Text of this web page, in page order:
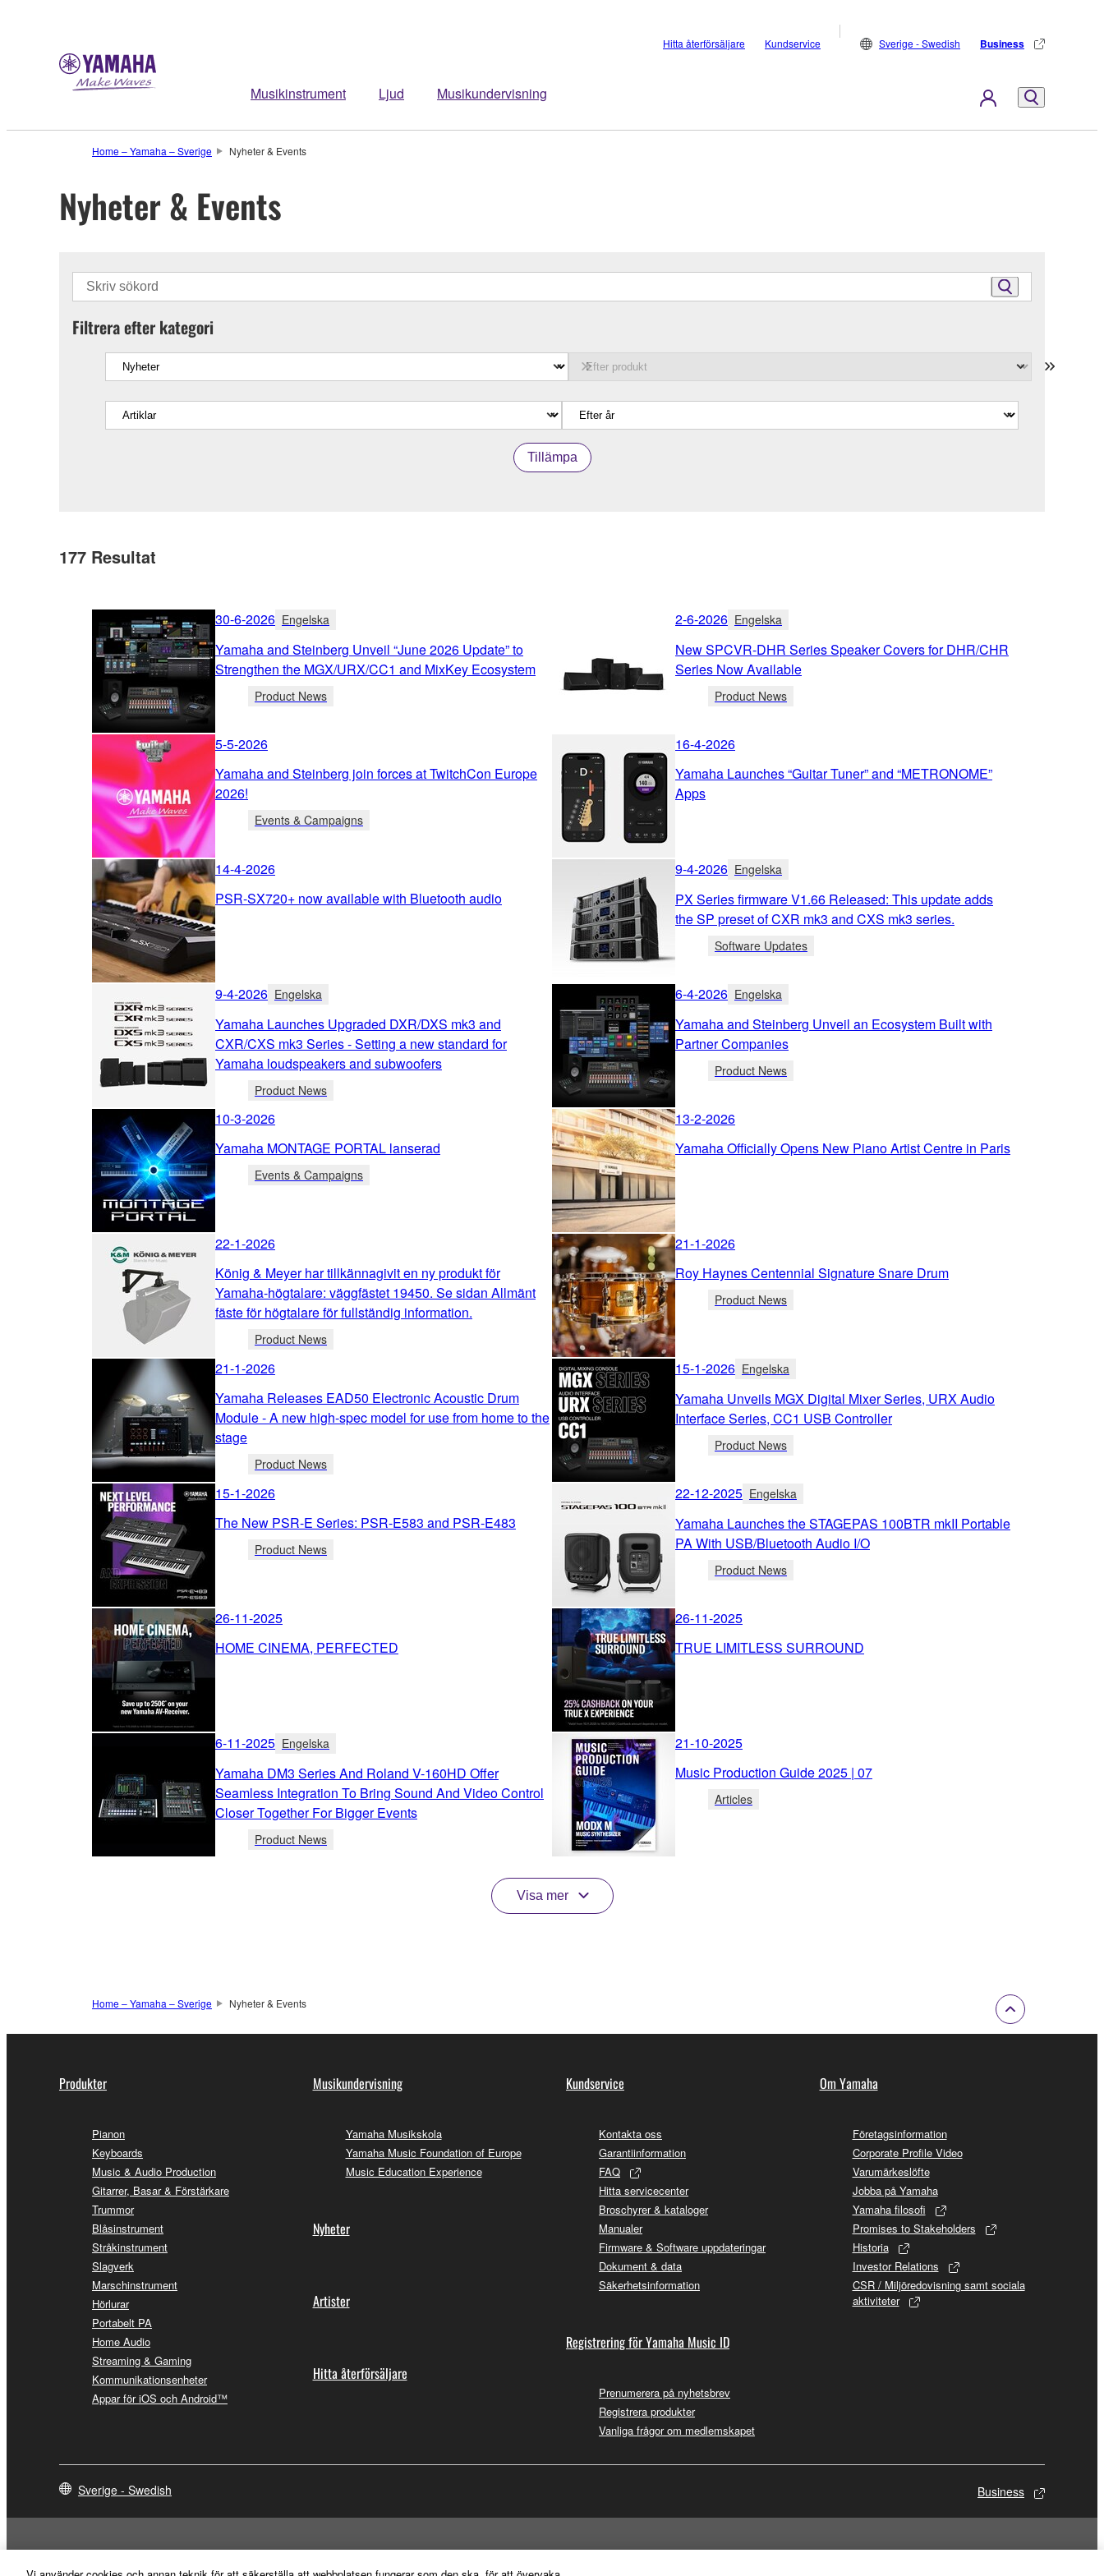
Musikinstrument Ljud Musikundervisning
Hitta återförsäljare Kundservice Sverige - Swedish Business
Home – Yamaha – Sverige Nyheter & Events
Nyheter & Events
Filtrera efter kategori
Tillämpa
177 Resultat
30-6-2026 Engelska
Yamaha and Steinberg Unveil “June 2026 Update” to
Strengthen the MGX/URX/CC1 and MixKey Ecosystem
Product News
2-6-2026 Engelska
New SPCVR-DHR Series Speaker Covers for DHR/CHR
Series Now Available
Product News
5-5-2026
Yamaha and Steinberg join forces at TwitchCon Europe
2026!
Events & Campaigns
16-4-2026
Yamaha Launches “Guitar Tuner” and “METRONOME”
Apps
14-4-2026
PSR-SX720+ now available with Bluetooth audio
9-4-2026 Engelska
PX Series firmware V1.66 Released: This update adds
the SP preset of CXR mk3 and CXS mk3 series.
Software Updates
9-4-2026 Engelska
Yamaha Launches Upgraded DXR/DXS mk3 and
CXR/CXS mk3 Series - Setting a new standard for
Yamaha loudspeakers and subwoofers
Product News
6-4-2026 Engelska
Yamaha and Steinberg Unveil an Ecosystem Built with
Partner Companies
Product News
10-3-2026
Yamaha MONTAGE PORTAL lanserad
Events & Campaigns
13-2-2026
Yamaha Officially Opens New Piano Artist Centre in Paris
22-1-2026
König & Meyer har tillkännagivit en ny produkt för
Yamaha-högtalare: väggfästet 19450. Se sidan Allmänt
fäste för högtalare för fullständig information.
Product News
21-1-2026
Roy Haynes Centennial Signature Snare Drum
Product News
21-1-2026
Yamaha Releases EAD50 Electronic Acoustic Drum
Module - A new high-spec model for use from home to the
stage
Product News
15-1-2026 Engelska
Yamaha Unveils MGX Digital Mixer Series, URX Audio
Interface Series, CC1 USB Controller
Product News
15-1-2026
The New PSR-E Series: PSR-E583 and PSR-E483
Product News
22-12-2025 Engelska
Yamaha Launches the STAGEPAS 100BTR mkII Portable
PA With USB/Bluetooth Audio I/O
Product News
26-11-2025
HOME CINEMA, PERFECTED
26-11-2025
TRUE LIMITLESS SURROUND
6-11-2025 Engelska
Yamaha DM3 Series And Roland V-160HD Offer
Seamless Integration To Bring Sound And Video Control
Closer Together For Bigger Events
Product News
21-10-2025
Music Production Guide 2025 | 07
Articles
Visa mer
Home – Yamaha – Sverige Nyheter & Events
Produkter
Pianon
Keyboards
Music & Audio Production
Gitarrer, Basar & Förstärkare
Trummor
Blåsinstrument
Stråkinstrument
Slagverk
Marschinstrument
Hörlurar
Portabelt PA
Home Audio
Streaming & Gaming
Kommunikationsenheter
Appar för iOS och Android™
Musikundervisning
Yamaha Musikskola
Yamaha Music Foundation of Europe
Music Education Experience
Nyheter
Artister
Hitta återförsäljare
Kundservice
Kontakta oss
Garantiinformation
FAQ
Hitta servicecenter
Broschyrer & kataloger
Manualer
Firmware & Software uppdateringar
Dokument & data
Säkerhetsinformation
Registrering för Yamaha Music ID
Prenumerera på nyhetsbrev
Registrera produkter
Vanliga frågor om medlemskapet
Om Yamaha
Företagsinformation
Corporate Profile Video
Varumärkeslöfte
Jobba på Yamaha
Yamaha filosofi
Promises to Stakeholders
Historia
Investor Relations
CSR / Miljöredovisning samt sociala
aktiviteter
Sverige - Swedish Business